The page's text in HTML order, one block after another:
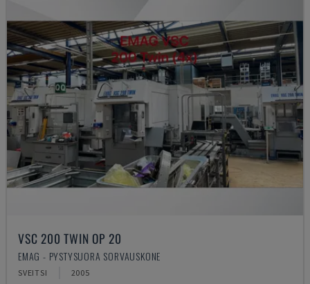
VSC 200 TWIN OP 20
EMAG - PYSTYSUORA SORVAUSKONE
SVEITSI 2005